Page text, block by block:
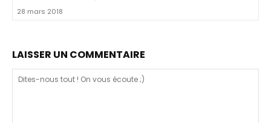
28 mars 2018
LAISSER UN COMMENTAIRE